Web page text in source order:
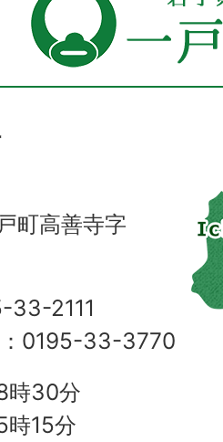
町高善寺字
33-2111
0195-33-3770
時30分
時15分